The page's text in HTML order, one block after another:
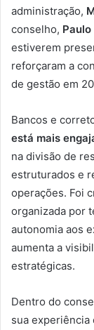
administração,
conselho,
estiverem
reforçaram a
de gestão em
Bancos e
está mais
na divisão de
estruturados e
operações. Foi
organizada por
autonomia aos
aumenta a
estratégicas.
Dentro do
sua experiência